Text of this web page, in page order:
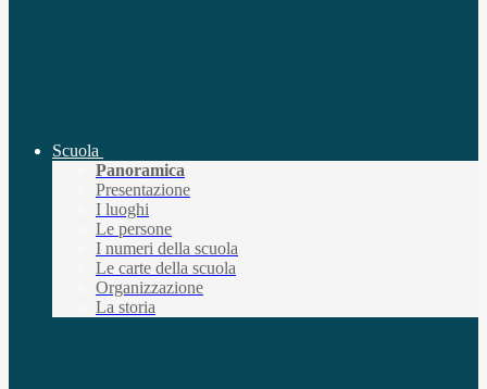
Scuola
Panoramica
Presentazione
I luoghi
Le persone
I numeri della scuola
Le carte della scuola
Organizzazione
La storia